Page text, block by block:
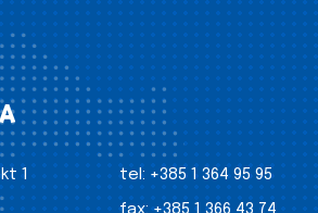
1
tel: +385 1 364 95 95